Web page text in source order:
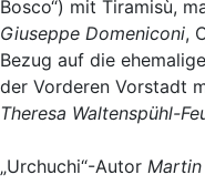
Bosco“) mit Tiramisù,
Giuseppe Domeniconi,
Bezug auf die
der Vorderen Vorstadt
Theresa Waltenspühl-
„Urchuchi“-Autor Martin